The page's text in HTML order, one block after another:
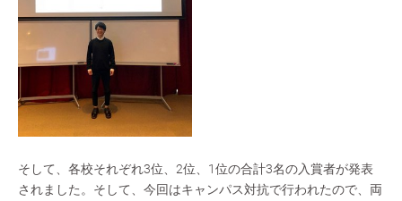
そして、各校それぞれ3位、2位、1位の合計3名の入賞者が発表
されました。そして、今回はキャンパス対抗で行われたので、両